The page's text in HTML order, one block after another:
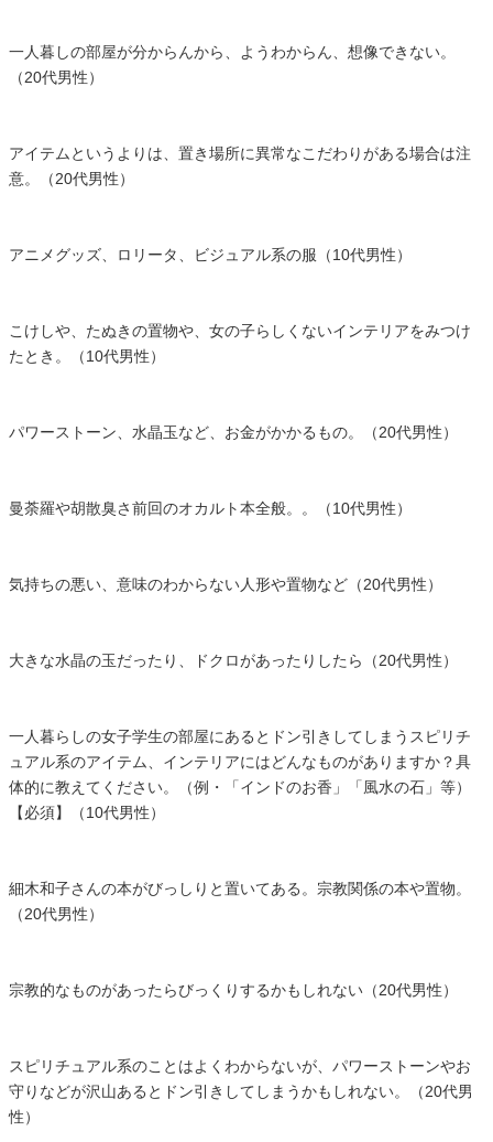
一人暮しの部屋が分からんから、ようわからん、想像できない。
（20代男性）
アイテムというよりは、置き場所に異常なこだわりがある場合は注
意。（20代男性）
アニメグッズ、ロリータ、ビジュアル系の服（10代男性）
こけしや、たぬきの置物や、女の子らしくないインテリアをみつけ
たとき。（10代男性）
パワーストーン、水晶玉など、お金がかかるもの。（20代男性）
曼荼羅や胡散臭さ前回のオカルト本全般。。（10代男性）
気持ちの悪い、意味のわからない人形や置物など（20代男性）
大きな水晶の玉だったり、ドクロがあったりしたら（20代男性）
一人暮らしの女子学生の部屋にあるとドン引きしてしまうスピリチ
ュアル系のアイテム、インテリアにはどんなものがありますか？具
体的に教えてください。（例・「インドのお香」「風水の石」等）
【必須】（10代男性）
細木和子さんの本がびっしりと置いてある。宗教関係の本や置物。
（20代男性）
宗教的なものがあったらびっくりするかもしれない（20代男性）
スピリチュアル系のことはよくわからないが、パワーストーンやお
守りなどが沢山あるとドン引きしてしまうかもしれない。（20代男
性）